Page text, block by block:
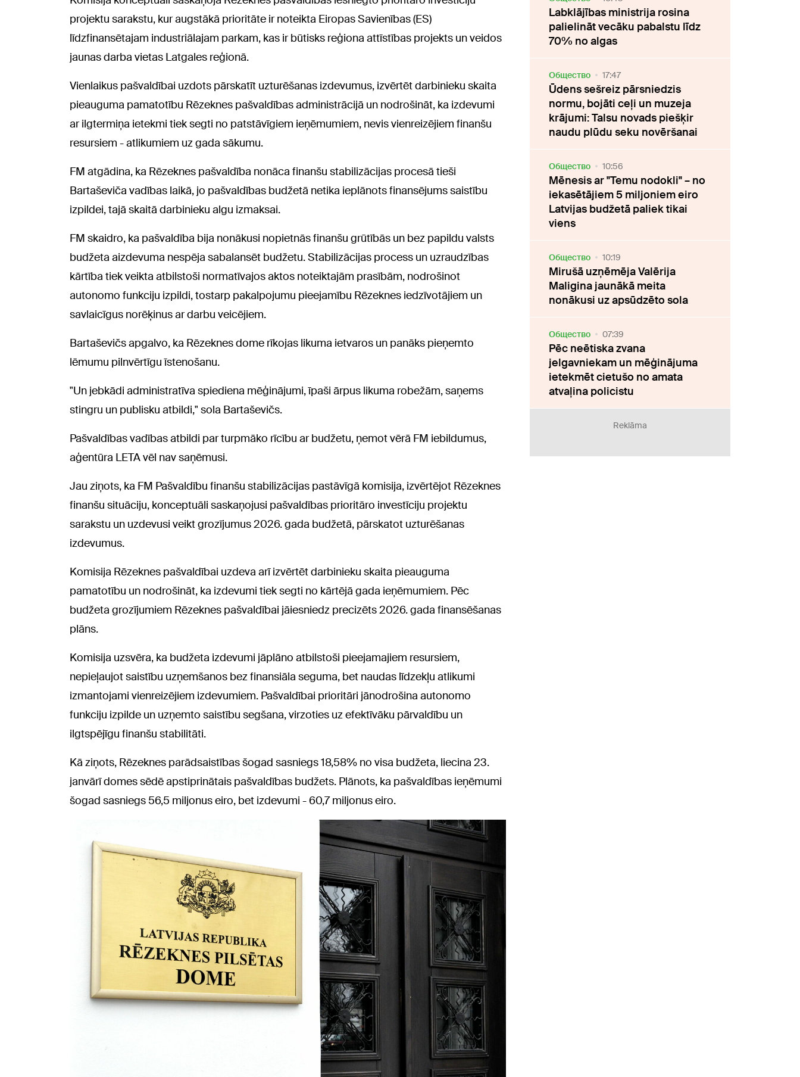
projektu sarakstu, kur augstākā prioritāte ir noteikta Eiropas Savienības (ES)
līdzfinansētajam industriālajam parkam, kas ir būtisks reģiona attīstības projekts un veidos
jaunas darba vietas Latgales reģionā.
Vienlaikus pašvaldībai uzdots pārskatīt uzturēšanas izdevumus, izvērtēt darbinieku skaita
pieauguma pamatotību Rēzeknes pašvaldības administrācijā un nodrošināt, ka izdevumi
ar ilgtermiņa ietekmi tiek segti no patstāvīgiem ieņēmumiem, nevis vienreizējiem finanšu
resursiem - atlikumiem uz gada sākumu.
FM atgādina, ka Rēzeknes pašvaldība nonāca finanšu stabilizācijas procesā tieši
Bartaševiča vadības laikā, jo pašvaldības budžetā netika ieplānots finansējums saistību
izpildei, tajā skaitā darbinieku algu izmaksai.
FM skaidro, ka pašvaldība bija nonākusi nopietnās finanšu grūtībās un bez papildu valsts
budžeta aizdevuma nespēja sabalansēt budžetu. Stabilizācijas process un uzraudzības
kārtība tiek veikta atbilstoši normatīvajos aktos noteiktajām prasībām, nodrošinot
autonomo funkciju izpildi, tostarp pakalpojumu pieejamību Rēzeknes iedzīvotājiem un
savlaicīgus norēķinus ar darbu veicējiem.
Bartaševičs apgalvo, ka Rēzeknes dome rīkojas likuma ietvaros un panāks pieņemto
lēmumu pilnvērtīgu īstenošanu.
"Un jebkādi administratīva spiediena mēģinājumi, īpaši ārpus likuma robežām, saņems
stingru un publisku atbildi," sola Bartaševičs.
Pašvaldības vadības atbildi par turpmāko rīcību ar budžetu, ņemot vērā FM iebildumus,
aģentūra LETA vēl nav saņēmusi.
Jau ziņots, ka FM Pašvaldību finanšu stabilizācijas pastāvīgā komisija, izvērtējot Rēzeknes
finanšu situāciju, konceptuāli saskaņojusi pašvaldības prioritāro investīciju projektu
sarakstu un uzdevusi veikt grozījumus 2026. gada budžetā, pārskatot uzturēšanas
izdevumus.
Komisija Rēzeknes pašvaldībai uzdeva arī izvērtēt darbinieku skaita pieauguma
pamatotību un nodrošināt, ka izdevumi tiek segti no kārtējā gada ieņēmumiem. Pēc
budžeta grozījumiem Rēzeknes pašvaldībai jāiesniedz precizēts 2026. gada finansēšanas
plāns.
Komisija uzsvēra, ka budžeta izdevumi jāplāno atbilstoši pieejamajiem resursiem,
nepieļaujot saistību uzņemšanos bez finansiāla seguma, bet naudas līdzekļu atlikumi
izmantojami vienreizējiem izdevumiem. Pašvaldībai prioritāri jānodrošina autonomo
funkciju izpilde un uzņemto saistību segšana, virzoties uz efektīvāku pārvaldību un
ilgtspējīgu finanšu stabilitāti.
Kā ziņots, Rēzeknes parādsaistības šogad sasniegs 18,58% no visa budžeta, liecina 23.
janvārī domes sēdē apstiprinātais pašvaldības budžets. Plānots, ka pašvaldības ieņēmumi
šogad sasniegs 56,5 miljonus eiro, bet izdevumi - 60,7 miljonus eiro.
Labklājības ministrija rosina
palielināt vecāku pabalstu līdz
70% no algas
Oбщество 17:47
Ūdens sešreiz pārsniedzis
normu, bojāti ceļi un muzeja
krājumi: Talsu novads piešķir
naudu plūdu seku novēršanai
Oбщество 10:56
Mēnesis ar "Temu nodokli" – no
iekasētājiem 5 miljoniem eiro
Latvijas budžetā paliek tikai
viens
Oбщество 10:19
Mirušā uzņēmēja Valērija
Maligina jaunākā meita
nonākusi uz apsūdzēto sola
Oбщество 07:39
Pēc neētiska zvana
jelgavniekam un mēģinājuma
ietekmēt cietušo no amata
atvaļina policistu
Reklāma